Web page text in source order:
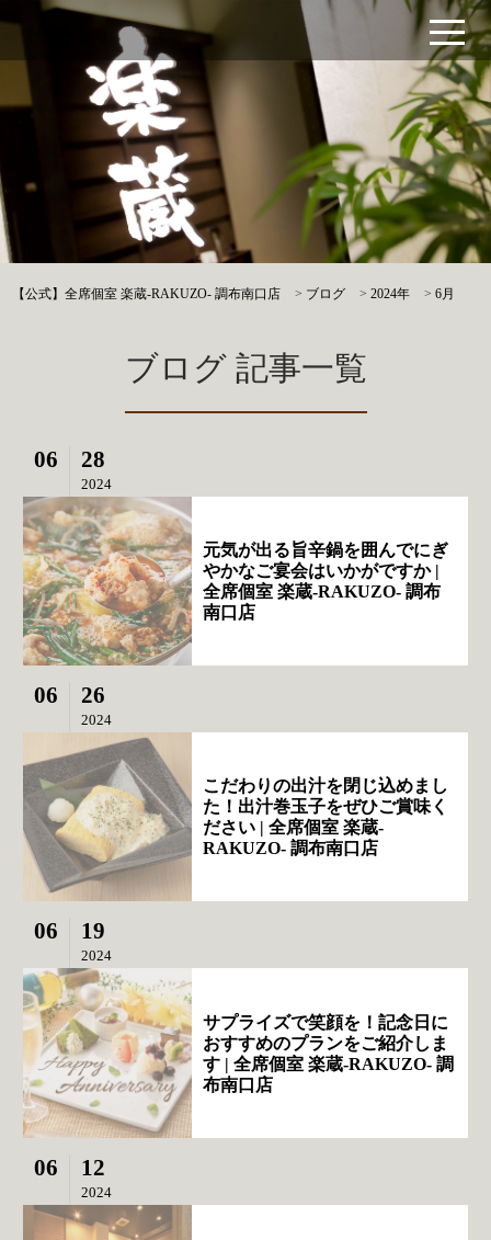
【公式】全席個室 楽蔵‐RAKUZO‐ 調布南口店 > ブログ >2024年 >6月
ブログ 記事一覧
06 28
2024
元気が出る旨辛鍋を囲んでにぎ
やかなご宴会はいかがですか |
全席個室 楽蔵‐RAKUZO‐ 調布
南口店
06 26
2024
こだわりの出汁を閉じ込めまし
た！出汁巻玉子をぜひご賞味く
ださい | 全席個室 楽蔵‐
RAKUZO‐ 調布南口店
06 19
2024
サプライズで笑顔を！記念日に
おすすめのプランをご紹介しま
す | 全席個室 楽蔵‐RAKUZO‐ 調
布南口店
06 12
2024